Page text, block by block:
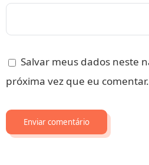
Salvar meus dados neste
próxima vez que eu comentar.